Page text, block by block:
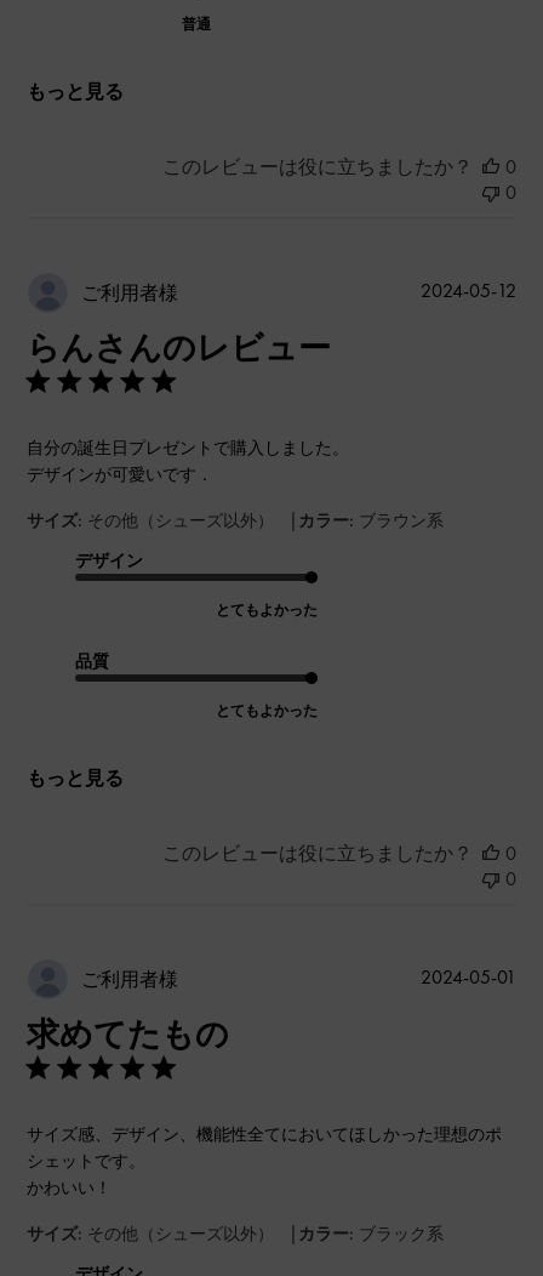
普通
もっと見る
このレビューは役に立ちましたか？
0
0
ご利用者様
らんさんのレビュー
自分の誕生日プレゼントで購入しました。
デザインが可愛いです．
サイズ: その他（シューズ以外） | カラー: ブラウン系
デザイン
とてもよかった
品質
とてもよかった
もっと見る
公
2024-05-12
このレビューは役に立ちましたか？
0
0
ご利用者様
求めてたもの
サイズ感、デザイン、機能性全てにおいてほしかった理想のポ
シェットです。
かわいい！
サイズ: その他（シューズ以外） | カラー: ブラック系
2024-05-01